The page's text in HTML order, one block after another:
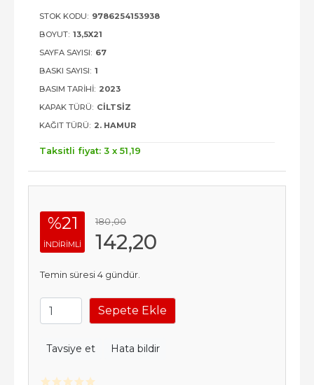
STOK KODU: 9786254153938
BOYUT: 13,5X21
SAYFA SAYISI: 67
BASKI SAYISI: 1
BASIM TARIHI: 2023
KAPAK TÜRÜ: CILTSIZ
KAĞIT TÜRÜ: 2. HAMUR
Taksitli fiyat: 3 x 51 ,19
%21
INDIRIMLI
180,00
142,20
Temin süresi 4 gündür.
Sepete Ekle
Tavsiye et Hata bildir